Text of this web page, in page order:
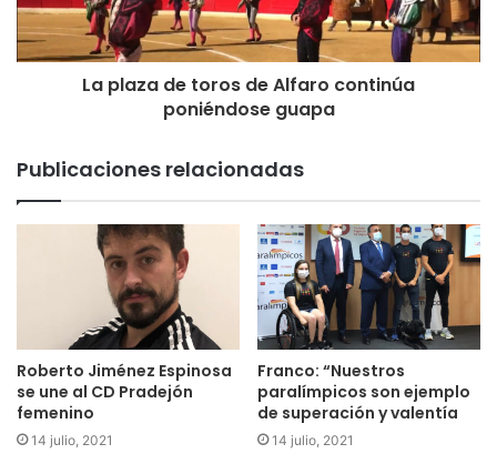
La plaza de toros de Alfaro continúa
poniéndose guapa
Publicaciones relacionadas
Roberto Jiménez Espinosa
se une al CD Pradejón
femenino
14 julio, 2021
Franco: “Nuestros
paralímpicos son ejemplo
de superación y valentía
14 julio, 2021